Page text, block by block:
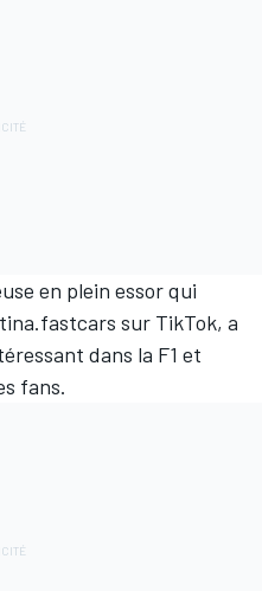
en plein essor qui
sur TikTok, a
dans la F1 et
fans.